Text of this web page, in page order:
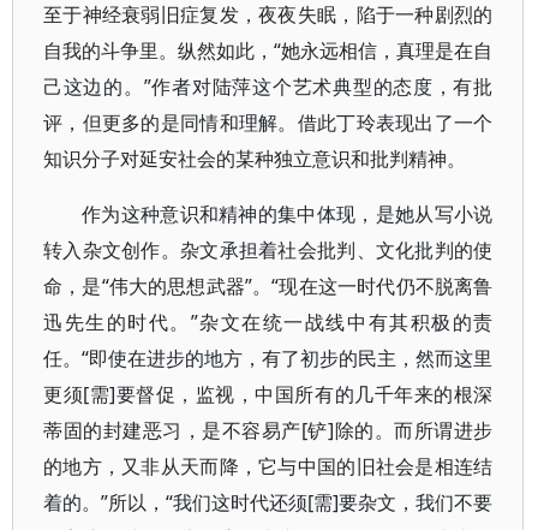
至于神经衰弱旧症复发，夜夜失眠，陷于一种剧烈的
自我的斗争里。纵然如此，“她永远相信，真理是在自
己这边的。”作者对陆萍这个艺术典型的态度，有批
评，但更多的是同情和理解。借此丁玲表现出了一个
知识分子对延安社会的某种独立意识和批判精神。
作为这种意识和精神的集中体现，是她从写小说
转入杂文创作。杂文承担着社会批判、文化批判的使
命，是“伟大的思想武器”。“现在这一时代仍不脱离鲁
迅先生的时代。”杂文在统一战线中有其积极的责
任。“即使在进步的地方，有了初步的民主，然而这里
更须[需]要督促，监视，中国所有的几千年来的根深
蒂固的封建恶习，是不容易产[铲]除的。而所谓进步
的地方，又非从天而降，它与中国的旧社会是相连结
着的。”所以，“我们这时代还须[需]要杂文，我们不要